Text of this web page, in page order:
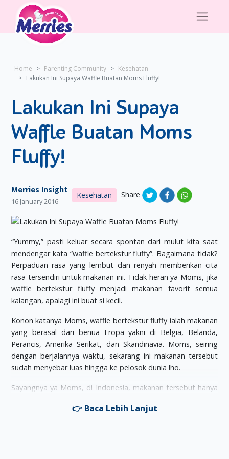
Home Parenting Community
Kesehatan
Lakukan Ini Supaya Waffle Buatan Moms Fluffy!
Lakukan Ini Supaya
Waffle Buatan Moms
Fluffy!
Merries Insight
16 January 2016
Kesehatan Share
“Yummy,” pasti keluar secara spontan dari mulut kita saat
mendengar kata “waffle bertekstur fluffy”. Bagaimana tidak?
Perpaduan rasa yang lembut dan renyah memberikan cita
rasa tersendiri untuk makanan ini. Tidak heran ya Moms, jika
waffle bertekstur fluffy menjadi makanan favorit semua
kalangan, apalagi ini buat si kecil.
Konon katanya Moms, waffle bertekstur fluffy ialah makanan
yang berasal dari benua Eropa yakni di Belgia, Belanda,
Perancis, Amerika Serikat, dan Skandinavia. Moms, seiring
dengan berjalannya waktu, sekarang ini makanan tersebut
sudah menyebar luas hingga ke pelosok dunia lho.
Sayangnya ya Moms, di Indonesia, makanan tersebut hanya
maupun kafe. Jika Moms ingin membuat waffle bertekstur